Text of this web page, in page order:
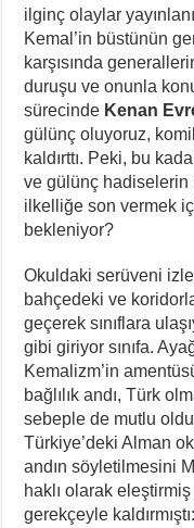
ilginç olaylar
Kemal’in büstünün
karşısında
duruşu ve onunla
sürecinde Kenan
gülünç oluyoruz,
kaldırttı. Peki, bu
ve gülünç hadiselerin
ilkelliğe son vermek
bekleniyor?
Okuldaki serüveni
bahçedeki ve
geçerek sınıflara
gibi giriyor sınıfa.
Kemalizm’in
bağlılık andı, Türk
sebeple de mutlu
Türkiye’deki Alman
andın söyletilmesini
haklı olarak
gerekçeyle kaldırmıştı: